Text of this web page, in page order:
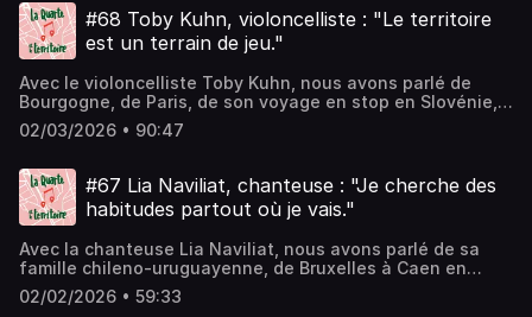
l'Italie, de la Colombie et de Britney Spears.
#68 Toby Kuhn, violoncelliste : "Le territoire
est un terrain de jeu."
Avec le violoncelliste Toby Kuhn, nous avons parlé de
Bourgogne, de Paris, de son voyage en stop en Slovénie,
de la rigidité des rituels en musique classique, de
géologie, d'interprétation, de nomadisme et d'Ethno
02/03/2026 • 90:47
#67 Lia Naviliat, chanteuse : "Je cherche des
habitudes partout où je vais."
Avec la chanteuse Lia Naviliat, nous avons parlé de sa
famille chileno-uruguayenne, de Bruxelles à Caen en
passant par la Suisse alémanique et Mulhouse, de la
Nueva Canción Chilena, des cafés en terrasse, des "Arts
02/02/2026 • 59:33